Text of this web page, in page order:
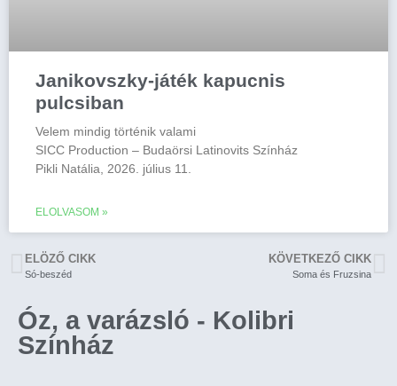
Janikovszky-játék kapucnis
pulcsiban
Velem mindig történik valami
SICC Production – Budaörsi Latinovits Színház
Pikli Natália, 2026. július 11.
ELOLVASOM »
ELÖZŐ CIKK
Só-beszéd
KÖVETKEZŐ CIKK
Soma és Fruzsina
Óz, a varázsló - Kolibri
Színház